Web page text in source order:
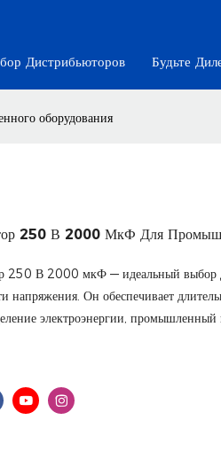
Дистрибьюторов Будьте
оборудования
250 В 2000 МкФ Для
250 В 2000 мкФ — идеальный выбор
напряжения. Он обеспечивает
электроэнергии,